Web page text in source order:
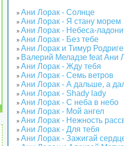
» Ани Лорак - Солнце
» Ани Лорак - Я стану морем
» Ани Лорак - Небеса-ладони
» Ани Лорак - Без тебе
» Ани Лорак и Тимур
» Валерий Меладзе feat Ани
» Ани Лорак - Жду тебя
» Ани Лорак - Семь ветров
» Ани Лорак - А дальше, а
» Ани Лорак - Shady lady
» Ани Лорак - C неба в небо
» Ани Лорак - Мой ангел
» Ани Лорак - Нежность
» Ани Лорак - Для тебя
» Ани Лорак - Зажигай